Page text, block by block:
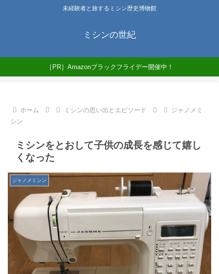
未経験者と旅するミシン歴史博物館
ミシンの世紀
［PR］Amazonブラックフライデー開催中！
ホーム ミシンの思い出とエピソード
ジャノメミ
シン
ミシンをとおして子供の成長を感じて嬉し
くなった
ジャノメミシン